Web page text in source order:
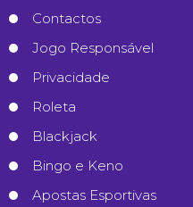
Contactos
Jogo Responsável
Privacidade
Roleta
Blackjack
Bingo e Keno
Apostas Esportivas